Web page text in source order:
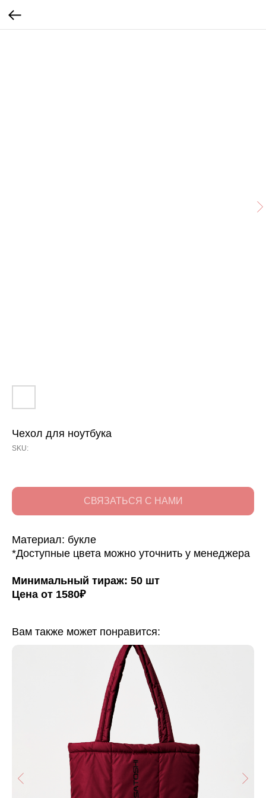
Чехол для ноутбука
SKU:
СВЯЗАТЬСЯ С НАМИ
Материал: букле
*Доступные цвета можно уточнить у менеджера
Минимальный тираж: 50 шт
Цена от 1580₽
Вам также может понравится: